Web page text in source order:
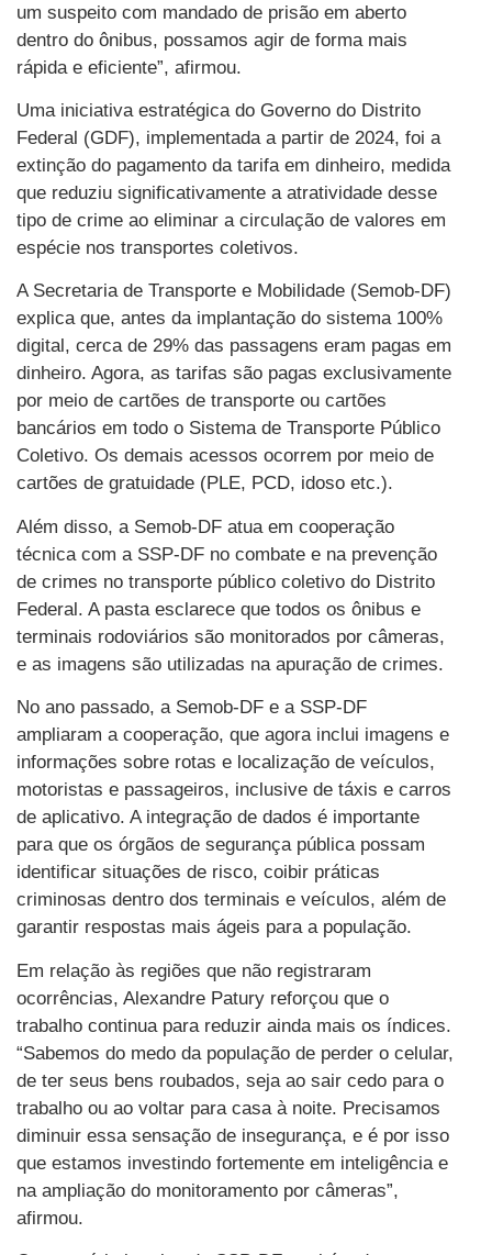
um suspeito com mandado de prisão em aberto
dentro do ônibus, possamos agir de forma mais
rápida e eficiente”, afirmou.
Uma iniciativa estratégica do Governo do Distrito
Federal (GDF), implementada a partir de 2024, foi a
extinção do pagamento da tarifa em dinheiro, medida
que reduziu significativamente a atratividade desse
tipo de crime ao eliminar a circulação de valores em
espécie nos transportes coletivos.
A Secretaria de Transporte e Mobilidade (Semob-DF)
explica que, antes da implantação do sistema 100%
digital, cerca de 29% das passagens eram pagas em
dinheiro. Agora, as tarifas são pagas exclusivamente
por meio de cartões de transporte ou cartões
bancários em todo o Sistema de Transporte Público
Coletivo. Os demais acessos ocorrem por meio de
cartões de gratuidade (PLE, PCD, idoso etc.).
Além disso, a Semob-DF atua em cooperação
técnica com a SSP-DF no combate e na prevenção
de crimes no transporte público coletivo do Distrito
Federal. A pasta esclarece que todos os ônibus e
terminais rodoviários são monitorados por câmeras,
e as imagens são utilizadas na apuração de crimes.
No ano passado, a Semob-DF e a SSP-DF
ampliaram a cooperação, que agora inclui imagens e
informações sobre rotas e localização de veículos,
motoristas e passageiros, inclusive de táxis e carros
de aplicativo. A integração de dados é importante
para que os órgãos de segurança pública possam
identificar situações de risco, coibir práticas
criminosas dentro dos terminais e veículos, além de
garantir respostas mais ágeis para a população.
Em relação às regiões que não registraram
ocorrências, Alexandre Patury reforçou que o
trabalho continua para reduzir ainda mais os índices.
“Sabemos do medo da população de perder o celular,
de ter seus bens roubados, seja ao sair cedo para o
trabalho ou ao voltar para casa à noite. Precisamos
diminuir essa sensação de insegurança, e é por isso
que estamos investindo fortemente em inteligência e
na ampliação do monitoramento por câmeras”,
afirmou.